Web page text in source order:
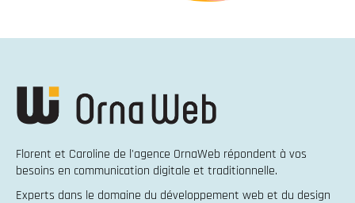
Florent et Caroline de l'agence OrnaWeb répondent à vos
besoins en communication digitale et traditionnelle.
Experts dans le domaine du développement web et du design